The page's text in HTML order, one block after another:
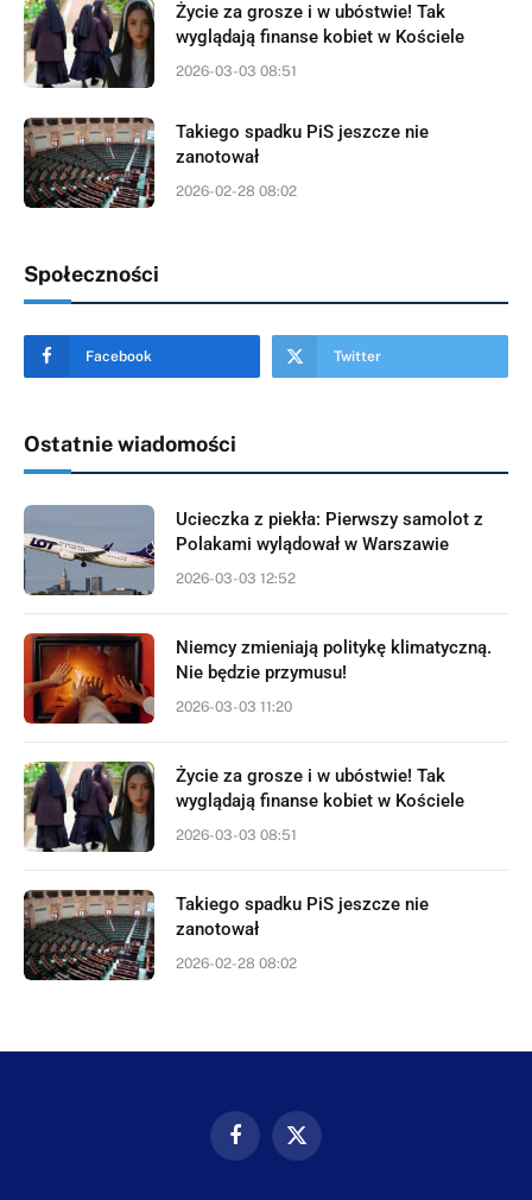
Życie za grosze i w ubóstwie! Tak
wyglądają finanse kobiet w Kościele
2026-03-03 08:51
Takiego spadku PiS jeszcze nie
zanotował
2026-02-28 08:02
Społeczności
Facebook Twitter
Ostatnie wiadomości
Ucieczka z piekła: Pierwszy samolot z
Polakami wylądował w Warszawie
2026-03-03 12:52
Niemcy zmieniają politykę klimatyczną.
Nie będzie przymusu!
2026-03-03 11:20
Życie za grosze i w ubóstwie! Tak
wyglądają finanse kobiet w Kościele
2026-03-03 08:51
Takiego spadku PiS jeszcze nie
zanotował
2026-02-28 08:02
FacebookX